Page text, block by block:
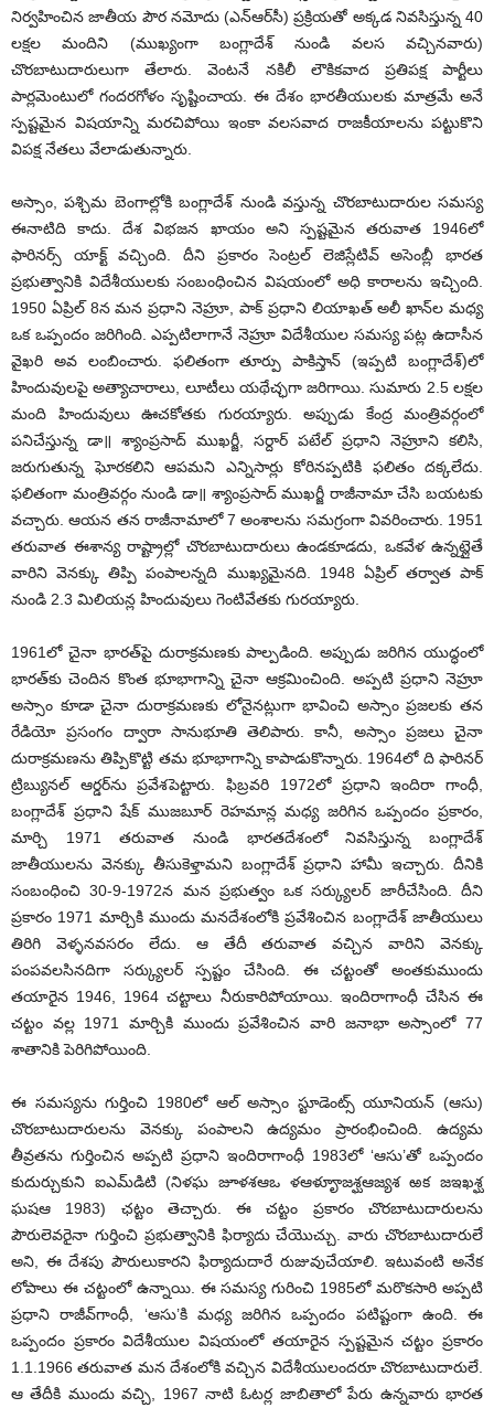
నిర్వహించిన జాతీయ పౌర నమోదు (ఎన్‌ఆర్‌సీ) ప్రక్రియతో అక్కడ నివసిస్తున్న 40
లక్షల మందిని (ముఖ్యంగా బంగ్లాదేశ్ నుండి వలస వచ్చినవారు)
చొరబాటుదారులుగా తేలారు. వెంటనే నకిలీ లౌకికవాద ప్రతిపక్ష పార్టీలు
పార్లమెంటులో గందరగోళం సృష్టించాయ. ఈ దేశం భారతీయులకు మాత్రమే అనే
స్పష్టమైన విషయాన్ని మరచిపోయి ఇంకా వలసవాద రాజకీయాలను పట్టుకొని
విపక్ష నేతలు వేలాడుతున్నారు.
అస్సాం, పశ్చిమ బెంగాల్లోకి బంగ్లాదేశ్ నుండి వస్తున్న చొరబాటుదారుల సమస్య
ఈనాటిది కాదు. దేశ విభజన ఖాయం అని స్పష్టమైన తరువాత 1946లో
ఫారినర్స్ యాక్ట్ వచ్చింది. దీని ప్రకారం సెంట్రల్ లెజిస్లేటివ్ అసెంబ్లీ భారత
ప్రభుత్వానికి విదేశీయులకు సంబంధించిన విషయంలో అధి కారాలను ఇచ్చింది.
1950 ఏప్రిల్ 8న మన ప్రధాని నెహ్రూ, పాక్ ప్రధాని లియాఖత్ అలీ ఖాన్‌ల మధ్య
ఒక ఒప్పందం జరిగింది. ఎప్పటిలాగానే నెహ్రూ విదేశీయుల సమస్య పట్ల ఉదాసీన
వైఖరి అవ లంబించారు. ఫలితంగా తూర్పు పాకిస్తాన్ (ఇప్పటి బంగ్లాదేశ్)లో
హిందువులపై అత్యాచారాలు, లూటీలు యథేచ్ఛగా జరిగాయి. సుమారు 2.5 లక్షల
మంది హిందువులు ఊచకోతకు గురయ్యారు. అప్పుడు కేంద్ర మంత్రివర్గంలో
పనిచేస్తున్న డా॥ శ్యాంప్రసాద్ ముఖర్జీ, సర్దార్ పటేల్ ప్రధాని నెహ్రూని కలిసి,
జరుగుతున్న ఘోరకలిని ఆపమని ఎన్నిసార్లు కోరినప్పటికి ఫలితం దక్కలేదు.
ఫలితంగా మంత్రివర్గం నుండి డా॥ శ్యాంప్రసాద్ ముఖర్జీ రాజీనామా చేసి బయటకు
వచ్చారు. ఆయన తన రాజీనామాలో 7 అంశాలను సమగ్రంగా వివరించారు. 1951
తరువాత ఈశాన్య రాష్ట్రాల్లో చొరబాటుదారులు ఉండకూడదు, ఒకవేళ ఉన్నట్లైతే
వారిని వెనక్కు తిప్పి పంపాలన్నది ముఖ్యమైనది. 1948 ఏప్రిల్ తర్వాత పాక్
నుండి 2.3 మిలియన్ల హిందువులు గెంటివేతకు గురయ్యారు.
1961లో చైనా భారత్‌పై దురాక్రమణకు పాల్పడింది. అప్పుడు జరిగిన యుద్ధంలో
భారత్‌కు చెందిన కొంత భూభాగాన్ని చైనా ఆక్రమించింది. అప్పటి ప్రధాని నెహ్రూ
అస్సాం కూడా చైనా దురాక్రమణకు లోనైనట్లుగా భావించి అస్సాం ప్రజలకు తన
రేడియో ప్రసంగం ద్వారా సానుభూతి తెలిపారు. కానీ, అస్సాం ప్రజలు చైనా
దురాక్రమణను తిప్పికొట్టి తమ భూభాగాన్ని కాపాడుకొన్నారు. 1964లో ది ఫారినర్
ట్రిబ్యునల్ ఆర్డర్‌ను ప్రవేశపెట్టారు. ఫిబ్రవరి 1972లో ప్రధాని ఇందిరా గాంధీ,
బంగ్లాదేశ్ ప్రధాని షేక్ ముజబూర్ రెహమాన్ల మధ్య జరిగిన ఒప్పందం ప్రకారం,
మార్చి 1971 తరువాత నుండి భారతదేశంలో నివసిస్తున్న బంగ్లాదేశ్
జాతీయులను వెనక్కు తీసుకెళ్తామని బంగ్లాదేశ్ ప్రధాని హామీ ఇచ్చారు. దీనికి
సంబంధించి 30-9-1972న మన ప్రభుత్వం ఒక సర్క్యులర్ జారీచేసింది. దీని
ప్రకారం 1971 మార్చికి ముందు మనదేశంలోకి ప్రవేశించిన బంగ్లాదేశ్ జాతీయులు
తిరిగి వెళ్ళనవసరం లేదు. ఆ తేదీ తరువాత వచ్చిన వారిని వెనక్కు
పంపవలసినదిగా సర్క్యులర్ స్పష్టం చేసింది. ఈ చట్టంతో అంతకుముందు
తయారైన 1946, 1964 చట్టాలు నీరుకారిపోయాయి. ఇందిరాగాంధీ చేసిన ఈ
చట్టం వల్ల 1971 మార్చికి ముందు ప్రవేశించిన వారి జనాభా అస్సాంలో 77
శాతానికి పెరిగిపోయింది.
ఈ సమస్యను గుర్తించి 1980లో ఆల్ అస్సాం స్టూడెంట్స్ యూనియన్ (ఆసు)
చొరబాటుదారులను వెనక్కు పంపాలని ఉద్యమం ప్రారంభించింది. ఉద్యమ
తీవ్రతను గుర్తించిన అప్పటి ప్రధాని ఇందిరాగాంధీ 1983లో ‘ఆసు’తో ఒప్పందం
కుదుర్చుకుని ఐఎమ్‌డిటి (నిళఘ జూళశఆఒ ళఆళూౄజశ్ఘఆజ్యశ ఱక జఇఖశ్ఘ
ఘషఆ 1983) ఛట్టం తెచ్చారు. ఈ చట్టం ప్రకారం చొరబాటుదారులను
పౌరులెవరైనా గుర్తించి ప్రభుత్వానికి ఫిర్యాదు చేయొచ్చు. వారు చొరబాటుదారులే
అని, ఈ దేశపు పౌరులుకారని ఫిర్యాదుదారే రుజువుచేయాలి. ఇటువంటి అనేక
లోపాలు ఈ చట్టంలో ఉన్నాయి. ఈ సమస్య గురించి 1985లో మరొకసారి అప్పటి
ప్రధాని రాజీవ్‌గాంధీ, ‘ఆసు’కి మధ్య జరిగిన ఒప్పందం పటిష్టంగా ఉంది. ఈ
ఒప్పందం ప్రకారం విదేశీయుల విషయంలో తయారైన స్పష్టమైన చట్టం ప్రకారం
1.1.1966 తరువాత మన దేశంలోకి వచ్చిన విదేశీయులందరూ చొరబాటుదారులే.
ఆ తేదీకి ముందు వచ్చి, 1967 నాటి ఓటర్ల జాబితాలో పేరు ఉన్నవారు భారత